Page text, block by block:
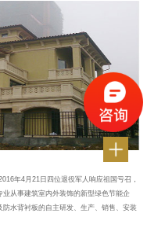
年4月21日四位退役军人响应祖国亏召，
从事建筑室内外装饰的新型绿色节能企
水背衬板的自主研发、生产、销售、安装